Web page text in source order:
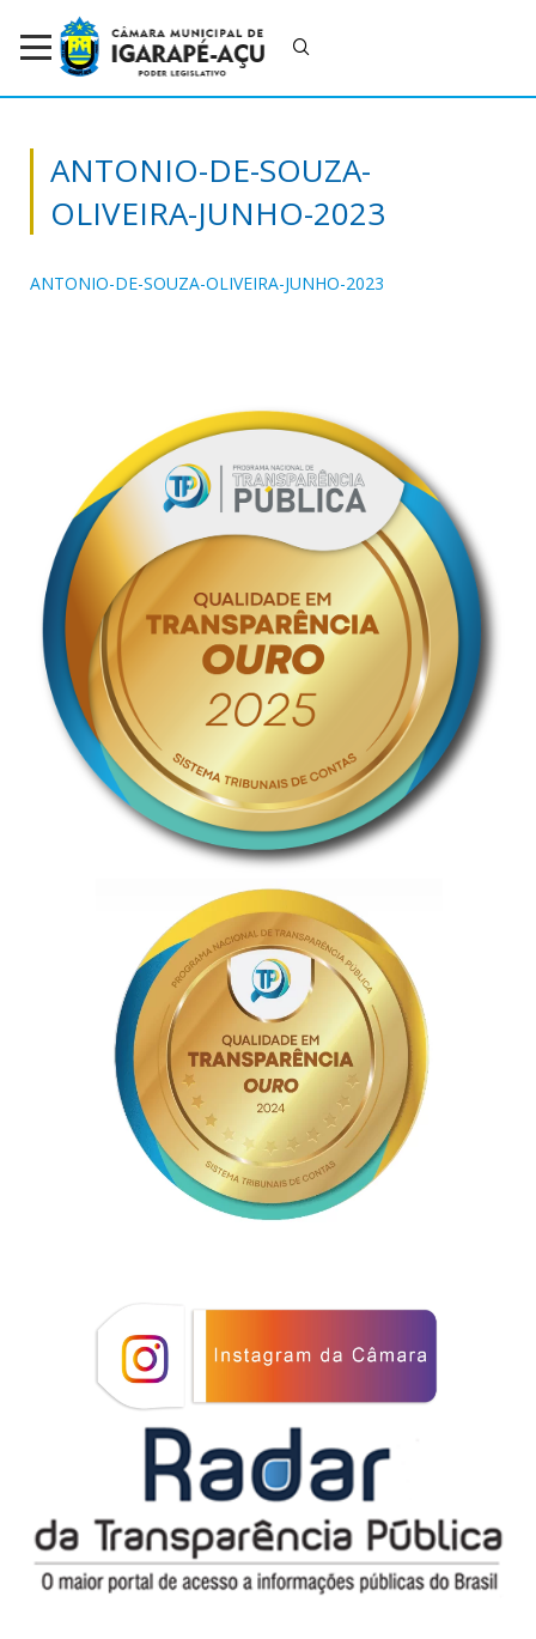
ANTONIO-DE-SOUZA-
OLIVEIRA-JUNHO-2023
ANTONIO-DE-SOUZA-OLIVEIRA-JUNHO-2023